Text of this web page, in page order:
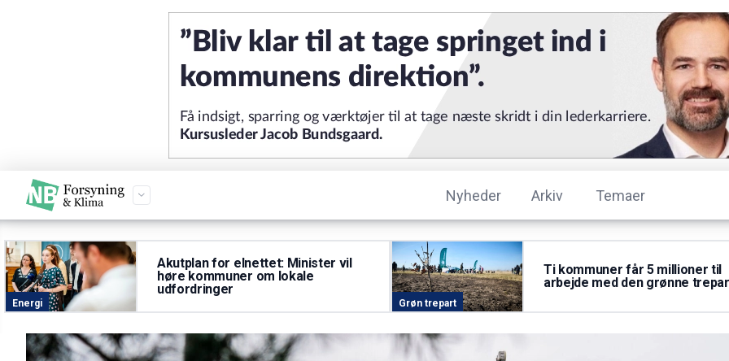
Nyheder Arkiv Temaer
Energi
Akutplan for elnettet: Minister vil
høre kommuner om lokale
udfordringer
Grøn trepart
Ti kommuner får 5 millioner til
arbejde med den grønne